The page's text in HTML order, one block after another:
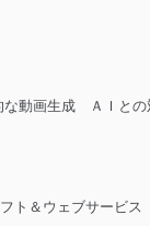
な動画生成 ＡＩとの
ト＆ウェブサービス